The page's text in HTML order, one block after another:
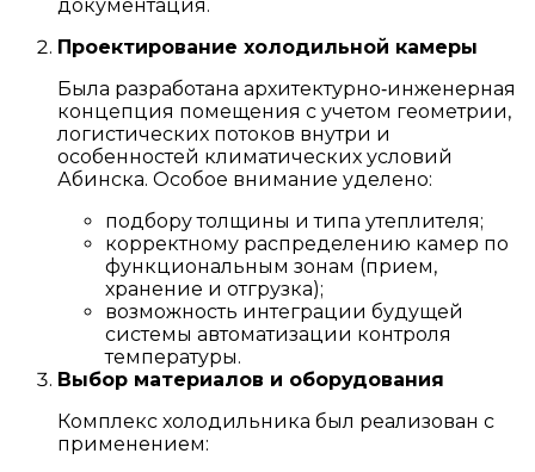
документация.
Проектирование холодильной камеры
Была разработана архитектурно‑инженерная
концепция помещения с учетом геометрии,
логистических потоков внутри и
особенностей климатических условий
Абинска. Особое внимание уделено:
подбору толщины и типа утеплителя;
корректному распределению камер по
функциональным зонам (прием,
хранение и отгрузка);
возможность интеграции будущей
системы автоматизации контроля
температуры.
Выбор материалов и оборудования
Комплекс холодильника был реализован с
применением: